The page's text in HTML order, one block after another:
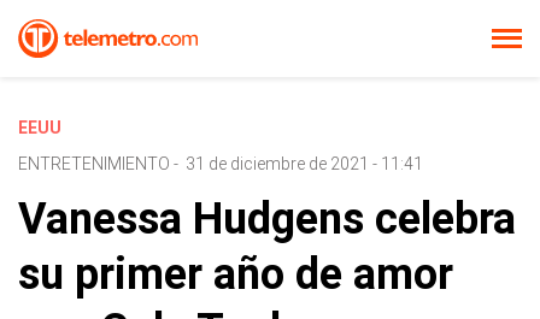
EEUU
ENTRETENIMIENTO - 31 de diciembre de 2021 - 11:41
Vanessa Hudgens celebra
su primer año de amor